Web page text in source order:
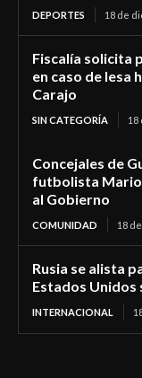
DEPORTES 18 de
Fiscalía solicita
en caso de lesa
Carajo
SIN CATEGORÍA 18
Concejales de
futbolista Mario
al Gobierno
COMUNIDAD 18
Rusia se alista
Estados Unidos
INTERNACIONAL